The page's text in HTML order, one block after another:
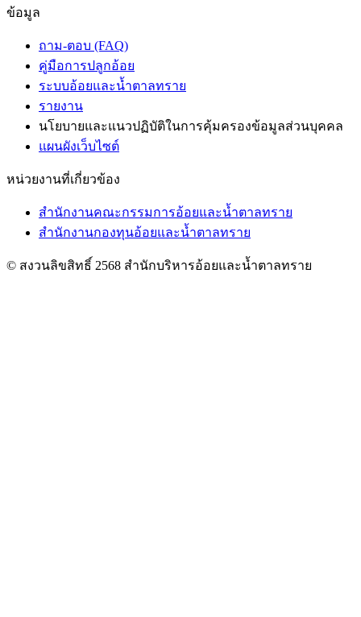
ข้อมูล
ถาม-ตอบ (FAQ)
คู่มือการปลูกอ้อย
ระบบอ้อยและน้ำตาลทราย
รายงาน
นโยบายและแนวปฏิบัติในการคุ้มครองข้อมูลส่วนบุคคล
แผนผังเว็บไซต์
หน่วยงานที่เกี่ยวข้อง
สำนักงานคณะกรรมการอ้อยและน้ำตาลทราย
สำนักงานกองทุนอ้อยและน้ำตาลทราย
© สงวนลิขสิทธิ์ 2568 สำนักบริหารอ้อยและน้ำตาลทราย